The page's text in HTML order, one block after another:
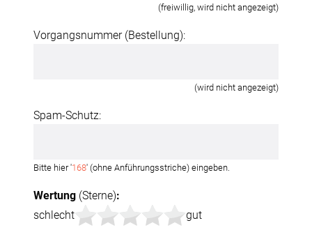
(freiwillig, wird nicht angezeigt)
Vorgangsnummer (Bestellung):
(wird nicht angezeigt)
Spam-Schutz:
Bitte hier '168' (ohne Anführungsstriche) eingeben.
Wertung (Sterne):
schlecht
gut